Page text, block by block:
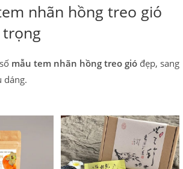
nhãn hồng treo gió
trọng
mẫu tem nhãn hồng treo gió đẹp, sang
dáng.